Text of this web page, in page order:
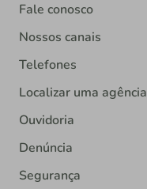
Fale conosco
Nossos canais
Telefones
Localizar uma agência
Ouvidoria
Denúncia
Segurança